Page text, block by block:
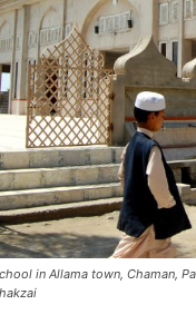
in Allama town, Chaman,